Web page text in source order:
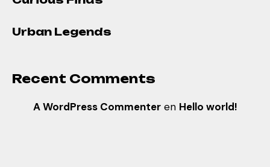
Urban Legends
Recent Comments
A WordPress Commenteren Hello world!